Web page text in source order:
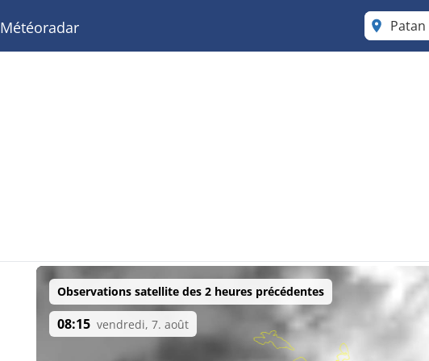
Météoradar Patan
Observations satellite des 2 heures précédentes
08:15 vendredi, 7. août